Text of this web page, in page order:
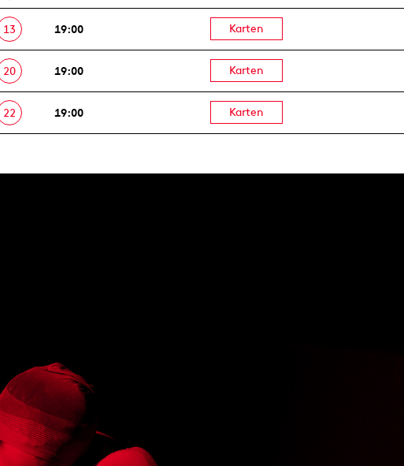
13 19:00 Karten
20 19:00 Karten
22 19:00 Karten